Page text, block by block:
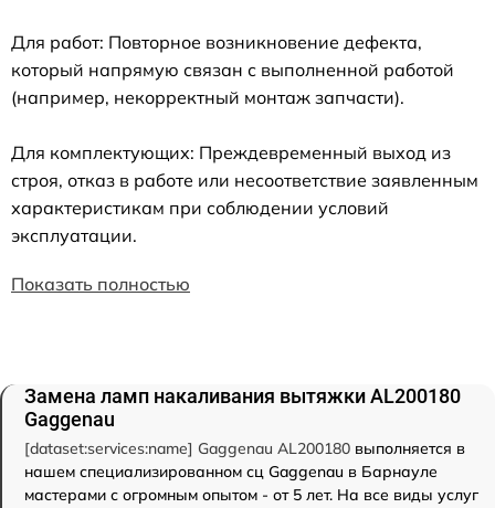
Для работ: Повторное возникновение дефекта,
который напрямую связан с выполненной работой
(например, некорректный монтаж запчасти).
Для комплектующих: Преждевременный выход из
строя, отказ в работе или несоответствие заявленным
характеристикам при соблюдении условий
эксплуатации.
Показать полностью
Замена ламп накаливания вытяжки AL200180
Gaggenau
[dataset:services:name] Gaggenau AL200180 выполняется в
нашем специализированном сц Gaggenau в Барнауле
мастерами с огромным опытом - от 5 лет. На все виды услуг